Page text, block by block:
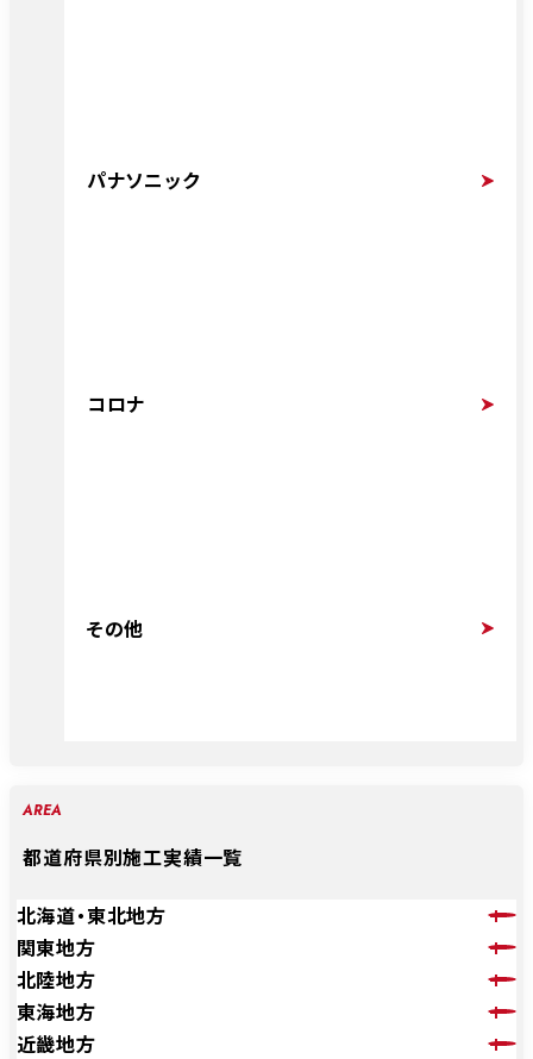
パナソニック
コロナ
その他
AREA
都道府県別施工実績一覧
北海道・東北地方
関東地方
北陸地方
東海地方
近畿地方